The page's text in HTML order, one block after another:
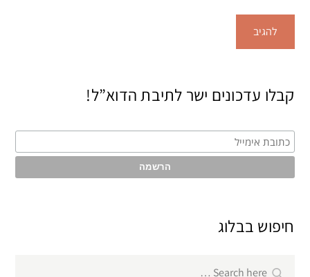
קבלו עדכונים ישר לתיבת הדוא”ל!
חיפוש בבלוג
Search